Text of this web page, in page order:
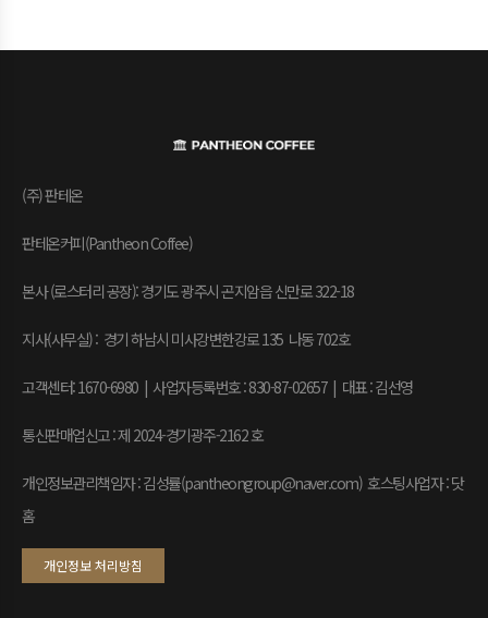
(주) 판테온
판테온커피(Pantheon Coffee)
본사 (로스터리 공장): 경기도 광주시 곤지암읍 신만로 322-18
지사(사무실) : 경기 하남시 미사강변한강로 135 나동 702호
고객센터: 1670-6980 | 사업자등록번호 : 830-87-02657 | 대표 : 김선영
통신판매업신고 : 제 2024-경기광주-2162 호
개인정보관리책임자 : 김성률(pantheongroup@naver.com) 호스팅사업자 : 닷
홈
개인정보 처리방침